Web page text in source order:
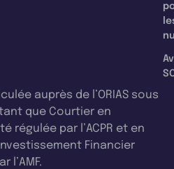
auprès de l’ORIAS sous
tant que Courtier en
régulée par l’ACPR et en
Financier
l’AMF.